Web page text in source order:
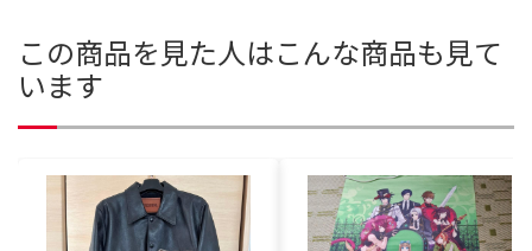
この商品を見た人はこんな商品も見て
います